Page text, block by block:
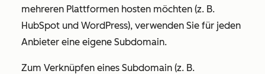
mehreren Plattformen hosten möchten (z. B.
HubSpot und WordPress), verwenden Sie für jeden
Anbieter eine eigene Subdomain.
Zum Verknüpfen eines Subdomain (z. B.